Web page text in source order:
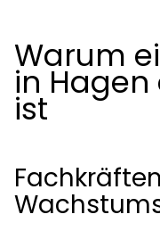
Warum
in
ist